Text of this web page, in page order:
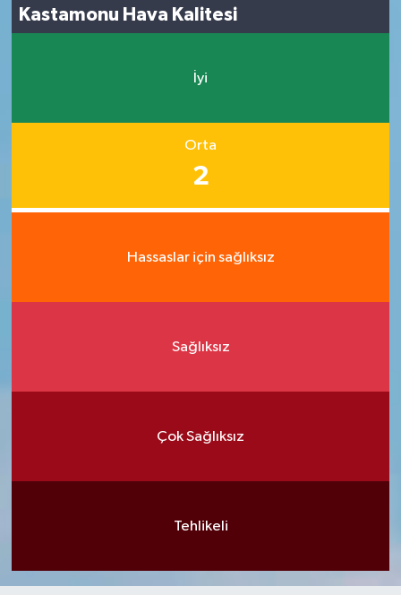
Kastamonu Hava Kalitesi
İyi
Orta
2
Hassaslar için sağlıksız
Sağlıksız
Çok Sağlıksız
Tehlikeli